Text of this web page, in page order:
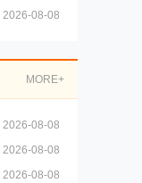
2026-08-08
MORE+
2026-08-08
2026-08-08
2026-08-08